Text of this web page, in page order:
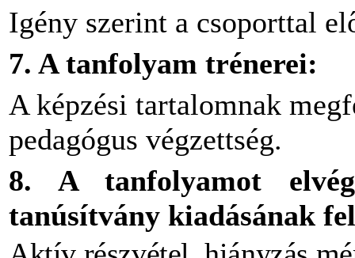
Igény szerint a csoporttal
7. A tanfolyam trénerei:
A képzési tartalomnak
pedagógus végzettség.
8. A tanfolyamot
tanúsítvány kiadásának